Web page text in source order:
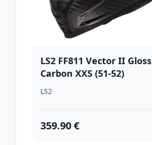
LS2 FF811 Vector II Gloss
Carbon XXS (51-52)
LS2
359.90 €